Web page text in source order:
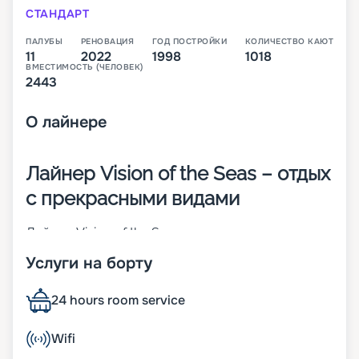
СТАНДАРТ
ПАЛУБЫ
11
РЕНОВАЦИЯ
2022
ГОД ПОСТРОЙКИ
1998
КОЛИЧЕСТВО КАЮТ
1018
ВМЕСТИМОСТЬ (ЧЕЛОВЕК)
2443
О лайнере
Лайнер Vision of the Seas – отдых
с прекрасными видами
Лайнер Vision of the Seas – круизное судно
в 1998 году. Чтобы соответствовать мировым
модернизации. Более 50 % поверхностей судна
светопрозрачные, что гарантирует пассажирам
прекрасный обзор на окружающие виды.
Основные характеристики лайнера:
Услуги на борту
24 hours room service
Wifi